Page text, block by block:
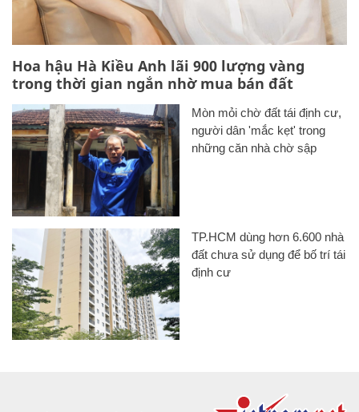
Hoa hậu Hà Kiều Anh lãi 900 lượng vàng
trong thời gian ngắn nhờ mua bán đất
Mòn mỏi chờ đất tái định cư,
người dân 'mắc kẹt' trong
những căn nhà chờ sập
TP.HCM dùng hơn 6.600 nhà
đất chưa sử dụng để bố trí tái
định cư